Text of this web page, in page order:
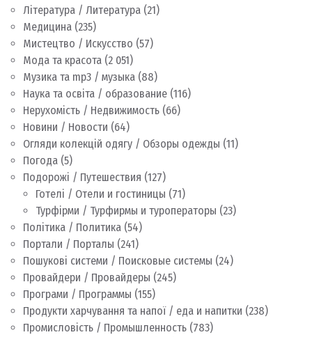
Література / Литература (21)
Медицина (235)
Мистецтво / Искусство (57)
Мода та красота (2 051)
Музика та mp3 / музыка (88)
Наука та освіта / образование (116)
Нерухомість / Недвижимость (66)
Новини / Новости (64)
Огляди колекцій одягу / Обзоры одежды (11)
Погода (5)
Подорожі / Путешествия (127)
Готелі / Отели и гостиницы (71)
Турфірми / Турфирмы и туроператоры (23)
Політика / Политика (54)
Портали / Порталы (241)
Пошукові системи / Поисковые системы (24)
Провайдери / Провайдеры (245)
Програми / Программы (155)
Продукти харчування та напої / еда и напитки (238)
Промисловість / Промышленность (783)